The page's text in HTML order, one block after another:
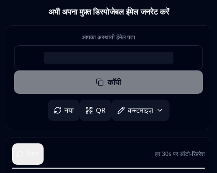
अभी अपना मुफ़्त डिस्पोजेबल ईमेल जनरेट करें
आपका अस्थायी ईमेल पता
कॉपी
नया QR कस्टमाइज़
हर 30s पर ऑटो-रिफ़्रेश